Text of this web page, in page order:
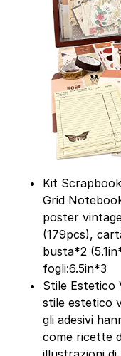
Kit
Grid
poster
(179pcs),
busta*2
fogli:6.5in*3
Stile Estetico
stile estetico
gli adesivi
come ricette